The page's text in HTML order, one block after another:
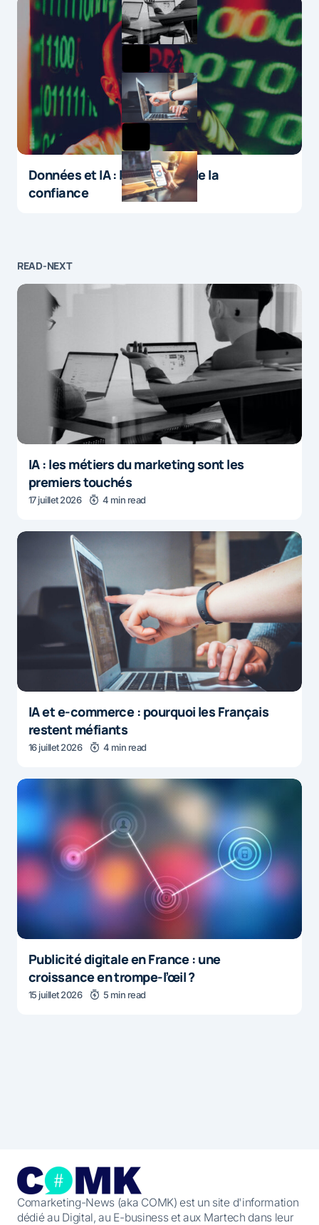
Données et IA : le paradoxe de la
confiance
READ-NEXT
IA : les métiers du marketing sont les
premiers touchés
17 juillet 2026 4 min read
IA et e-commerce : pourquoi les Français
restent méfiants
16 juillet 2026 4 min read
Publicité digitale en France : une
croissance en trompe-l’œil ?
15 juillet 2026 5 min read
Comarketing-News (aka COMK) est un site d'information
dédié au Digital, au E-business et aux Martech dans leur